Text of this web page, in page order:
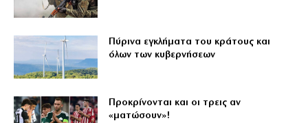
Πύρινα εγκλήματα του κράτους και
όλων των κυβερνήσεων
Προκρίνονται και οι τρεις αν
«ματώσουν»!